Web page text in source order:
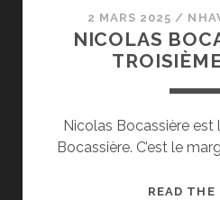
2 MARS 2025 /
NICOLAS
Nicolas Bocassière est
Bocassière. C’est le
READ THE